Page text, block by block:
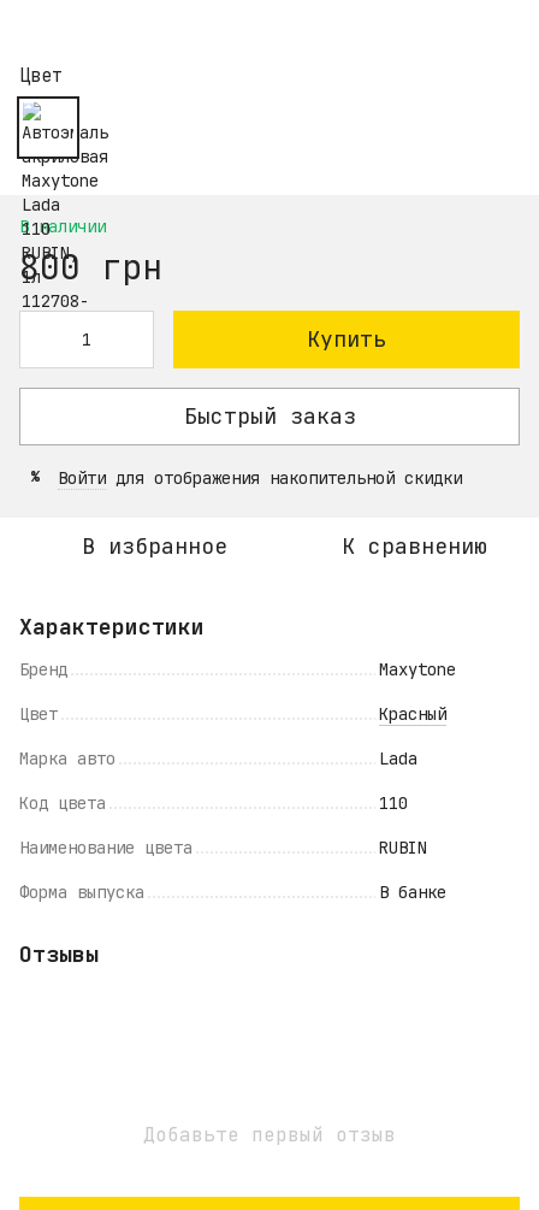
Цвет
В наличии
800 грн
Купить
Быстрый заказ
% Войти для отображения накопительной скидки
В избранное К сравнению
Характеристики
Бренд Maxytone
Цвет Красный
Марка авто Lada
Код цвета 110
Наименование цвета RUBIN
Форма выпуска В банке
Отзывы
Добавьте первый отзыв